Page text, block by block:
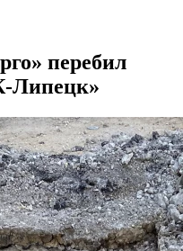
перебил
Липецк»